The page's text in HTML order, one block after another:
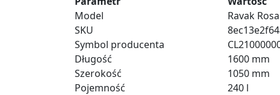
Model
Ravak
SKU
Symbol producenta
Długość
1600 mm
Szerokość
1050 mm
Pojemność
240 l